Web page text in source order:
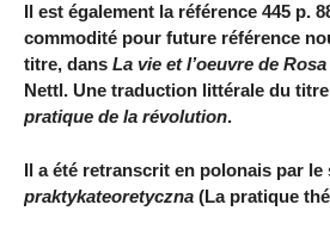
Il est également la référence 445 p.
commodité pour future référence
titre, dans La vie et l’oeuvre de
Nettl. Une traduction littérale du
pratique de la révolution.
Il a été retranscrit en polonais par le
praktykateoretyczna (La pratique